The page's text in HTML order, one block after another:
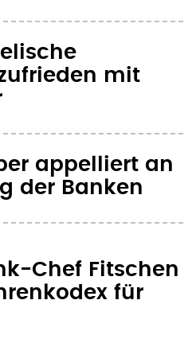
mit
appelliert an
der Banken
Chef Fitschen
für